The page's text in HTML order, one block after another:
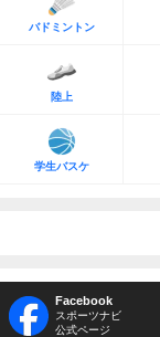
バドミントン
陸上
学生バスケ
Facebook
スポーツナビ
公式ページ